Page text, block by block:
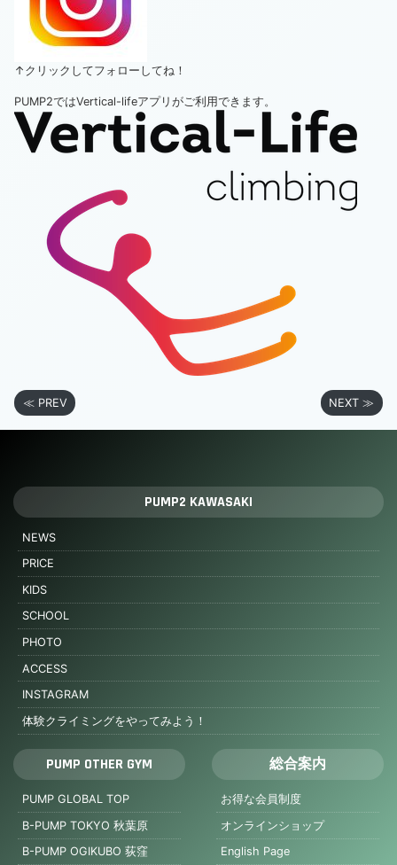
↑クリックしてフォローしてね！
PUMP2ではVertical-lifeアプリがご利用できます。
≪ PREV NEXT ≫
PUMP2 KAWASAKI
NEWS
PRICE
KIDS
SCHOOL
PHOTO
ACCESS
INSTAGRAM
体験クライミングをやってみよう！
PUMP OTHER GYM
PUMP GLOBAL TOP
B-PUMP TOKYO 秋葉原
B-PUMP OGIKUBO 荻窪
総合案内
お得な会員制度
オンラインショップ
English Page